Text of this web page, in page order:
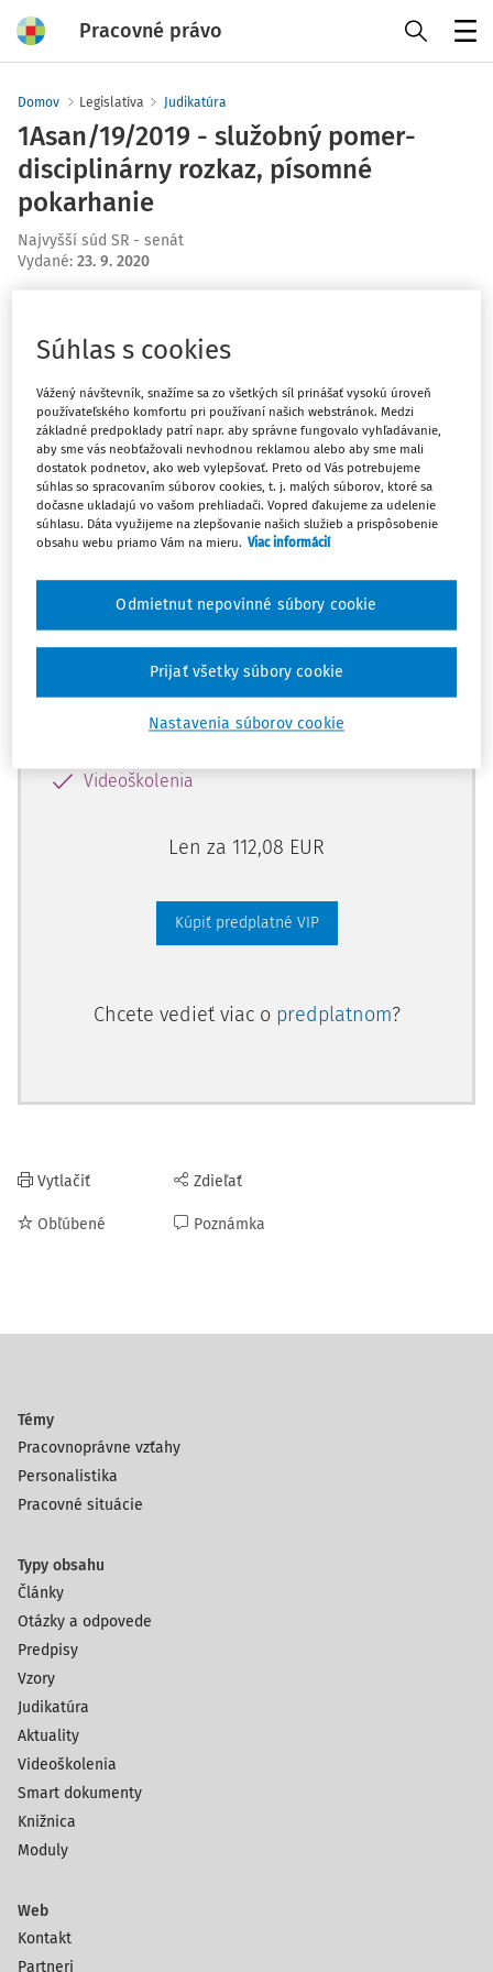
Pracovné právo
Domov Legislatíva Judikatúra
1Asan/19/2019 - služobný pomer-
disciplinárny rozkaz, písomné
pokarhanie
Najvyšší súd SR - senát
Vydané: 23. 9. 2020
Tento dokument je len pre
predplatiteľov VIP.
Odomknite si prístup zakúpením
predplatného.
Vďaka tomu získate aj:
Všetky praktické nástroje: vzory, smart
Videoškolenia
Len za 112,08 EUR
Kúpiť predplatné VIP
Chcete vedieť viac o predplatnom?
Vytlačiť
Obľúbené
Zdieľať
Poznámka
Témy
Pracovnoprávne vzťahy
Personalistika
Pracovné situácie
Typy obsahu
Články
Otázky a odpovede
Predpisy
Vzory
Judikatúra
Aktuality
Videoškolenia
Smart dokumenty
Knižnica
Moduly
Web
Kontakt
Partneri
Súhlas s cookies
Vážený návštevník, snažíme sa zo všetkých síl prinášať vysokú úroveň
používateľského komfortu pri používaní našich webstránok. Medzi
základné predpoklady patrí napr. aby správne fungovalo vyhľadávanie,
aby sme vás neobťažovali nevhodnou reklamou alebo aby sme mali
dostatok podnetov, ako web vylepšovať. Preto od Vás potrebujeme
súhlas so spracovaním súborov cookies, t. j. malých súborov, ktoré sa
dočasne ukladajú vo vašom prehliadači. Vopred ďakujeme za udelenie
súhlasu. Dáta využijeme na zlepšovanie našich služieb a prispôsobenie
obsahu webu priamo Vám na mieru. Viac informácií
Nastavenia súborov cookie
Odmietnut nepovinné súbory cookie
Prijať všetky súbory cookie